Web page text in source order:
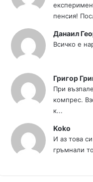
пенсия!
Данаил
Всичко е
Григор
При
компрес.
к...
Koko
И аз това
гръмнали